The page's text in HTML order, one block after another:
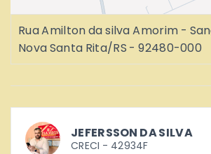
JEFERSSON DA SILVA
CRECI - 42934F
Rua Amilton da silva Amorim -
Nova Santa Rita/RS - 92480-000